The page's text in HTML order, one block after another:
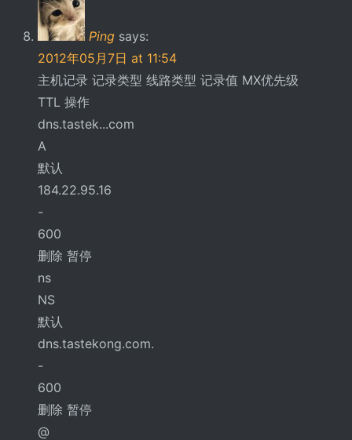
Ping says:
2012年05月7日 at 11:54
主机记录 记录类型 线路类型 记录值 MX优先级
TTL 操作
dns.tastek...com
A
默认
184.22.95.16
-
600
删除 暂停
ns
NS
默认
dns.tastekong.com.
-
600
删除 暂停
@